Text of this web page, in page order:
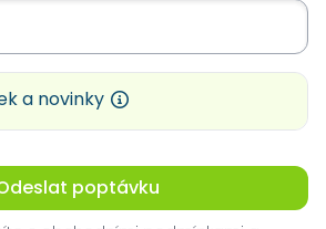
a novinky
poptávku